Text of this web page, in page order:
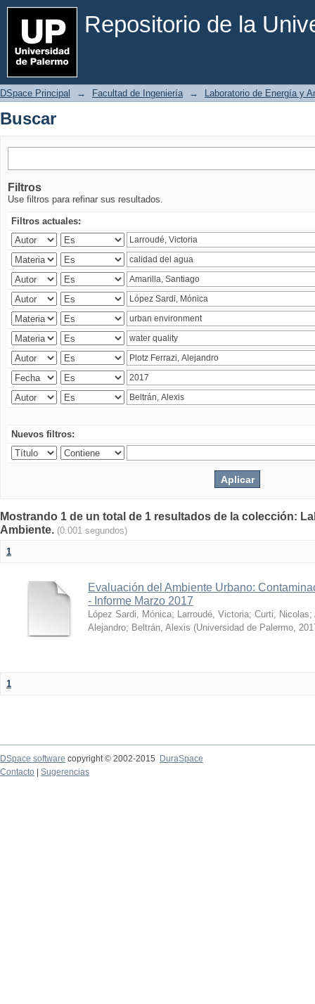
Repositorio de la
Buscar
DSpace Principal → Facultad de Ingeniería → Laboratorio de Energía y
Buscar
Filtros
Use filtros para refinar sus resultados.
Filtros actuales:
Nuevos filtros:
Mostrando 1 de un total de 1 resultados de la colección:
Ambiente. (0.001 segundos)
1
Evaluación del Ambiente Urbano:
- Informe Marzo 2017
López Sardi, Mónica; Larroudé, Victoria; Curti, Nicolas;
Alejandro; Beltrán, Alexis (Universidad de Palermo,
1
DSpace software copyright © 2002-2015
DuraSpace
Contacto
Sugerencias